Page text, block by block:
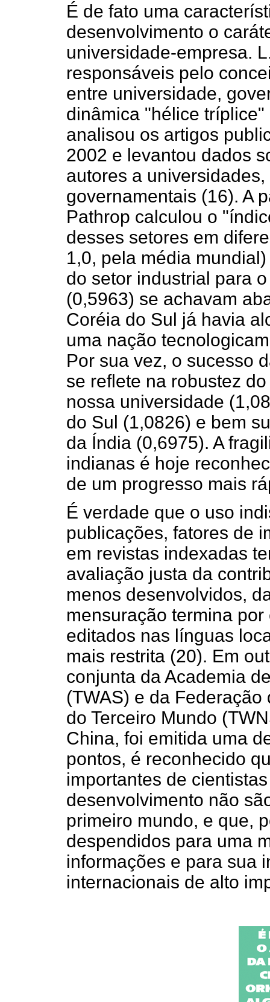
É de fato uma
desenvolvimento o
universidade-empresa.
responsáveis pelo
entre universidade,
dinâmica "hélice
analisou os artigos
2002 e levantou dados
autores a
governamentais (16). A
Pathrop calculou o
desses setores em
1,0, pela média
do setor industrial para
(0,5963) se achavam
Coréia do Sul já havia
uma nação
Por sua vez, o sucesso
se reflete na robustez
nossa universidade
do Sul (1,0826) e bem
da Índia (0,6975). A
indianas é hoje
de um progresso mais
É verdade que o uso
publicações, fatores de
em revistas indexadas
avaliação justa da
menos desenvolvidos,
mensuração termina
editados nas línguas
mais restrita (20). Em
conjunta da Academia
(TWAS) e da
do Terceiro Mundo
China, foi emitida uma
pontos, é reconhecido
importantes de
desenvolvimento não
primeiro mundo, e que,
despendidos para uma
informações e para sua
internacionais de alto